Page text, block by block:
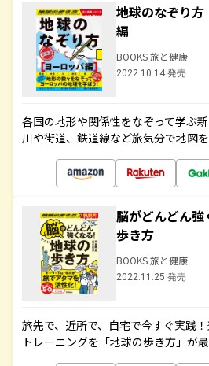
地球のなぞり
編
BOOKS 旅と健康
2022.10.14 発売
各国の地形や関係性をなぞって学ぶ
川や街道、鉄道線など旅気分で地図
脳がどんどん
歩き方
BOOKS 旅と健康
2022.11.25 発売
旅先で、近所で、自宅で今すぐ実践
トレーニングを「地球の歩き方」が